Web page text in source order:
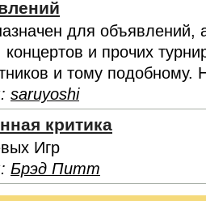
для объявлений,
концертов и прочих
и тому подобному.
saruyoshi
критика
Игр
Брэд Питт